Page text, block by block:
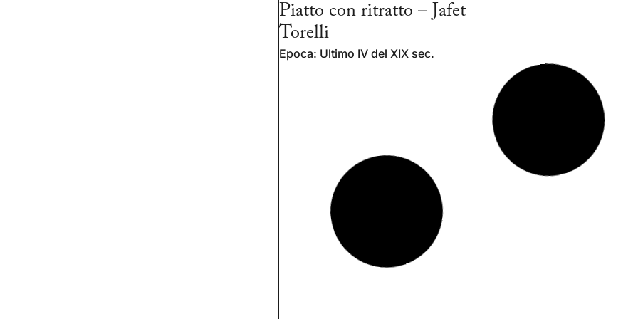
Piatto con ritratto – Jafet
Torelli
Epoca: Ultimo IV del XIX sec.